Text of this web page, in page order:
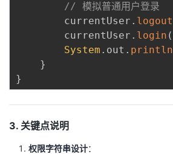
// 模拟普通用户登录
        currentUser
. logout
        currentUser
. login (
System . out . println
}
}
3. 关键点说明
权限字符串设计：